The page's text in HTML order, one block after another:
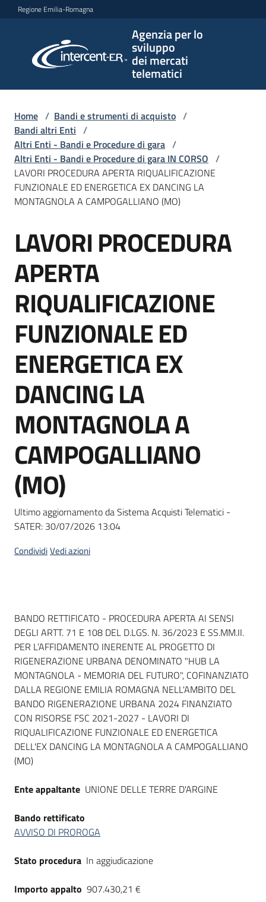
Vai al contenuto
Vai alla navigazione
Vai al footer
Regione Emilia-Romagna
Agenzia per lo
sviluppo
dei mercati
telematici
per lo
sviluppo
telematici
L'Agenzia
e
strumenti
acquisto
Supporto
Piattaforme
telematiche
English
site
su
Home / Bandi e strumenti di acquisto /
Bandi altri Enti /
Altri Enti - Bandi e Procedure di gara /
Altri Enti - Bandi e Procedure di gara IN CORSO /
LAVORI PROCEDURA APERTA RIQUALIFICAZIONE
FUNZIONALE ED ENERGETICA EX DANCING LA
MONTAGNOLA A CAMPOGALLIANO (MO)
Salta al contenuto
LAVORI PROCEDURA
APERTA
RIQUALIFICAZIONE
FUNZIONALE ED
ENERGETICA EX
DANCING LA
MONTAGNOLA A
CAMPOGALLIANO
(MO)
Ultimo aggiornamento da Sistema Acquisti Telematici -
SATER: 30/07/2026 13:04
CondividiVedi azioni
Dati del bando
BANDO RETTIFICATO - PROCEDURA APERTA AI SENSI
DEGLI ARTT. 71 E 108 DEL D.LGS. N. 36/2023 E SS.MM.II.
PER L’AFFIDAMENTO INERENTE AL PROGETTO DI
RIGENERAZIONE URBANA DENOMINATO "HUB LA
MONTAGNOLA - MEMORIA DEL FUTURO", COFINANZIATO
DALLA REGIONE EMILIA ROMAGNA NELL'AMBITO DEL
BANDO RIGENERAZIONE URBANA 2024 FINANZIATO
CON RISORSE FSC 2021-2027 - LAVORI DI
RIQUALIFICAZIONE FUNZIONALE ED ENERGETICA
DELL'EX DANCING LA MONTAGNOLA A CAMPOGALLIANO
(MO)
Ente appaltante UNIONE DELLE TERRE D'ARGINE
Bando rettificato
AVVISO DI PROROGA
Stato procedura In aggiudicazione
Importo appalto 907.430,21 €